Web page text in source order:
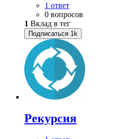
1 ответ
0 вопросов
1 Вклад в тег
Подписаться 1k
Рекурсия